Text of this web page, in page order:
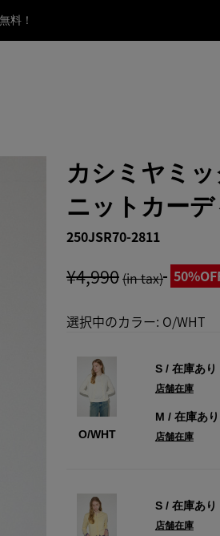
料！
カシミヤミ
ニットカー
250JSR70-2811
¥4,990(in tax)
選択中のカラー: O/WHT
O/WHT
S/ 在庫あり
店舗在庫
M / 在庫あり
店舗在庫
S/ 在庫あり
店舗在庫